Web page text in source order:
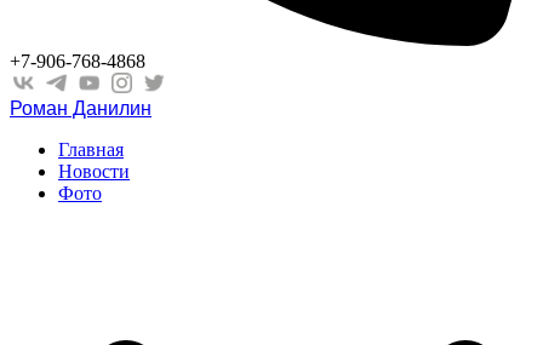
+7-906-768-4868
Роман Данилин
Главная
Новости
Фото